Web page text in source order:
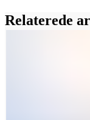
Relaterede